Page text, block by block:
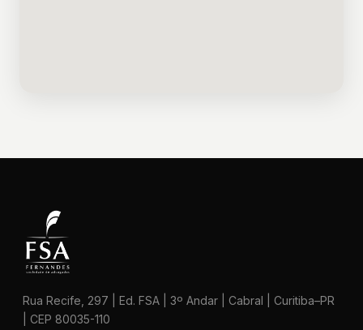
Rua Recife, 297 | Ed. FSA | 3º Andar | Cabral | Curitiba–PR
| CEP 80035-110